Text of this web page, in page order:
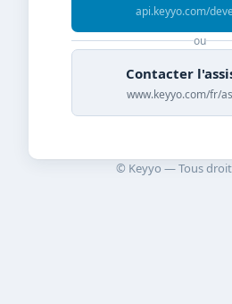
api.keyyo.com/
ou
Contacter
www.keyyo.com/fr/
© Keyyo — Tous